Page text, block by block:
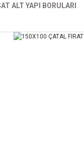
ALT YAPI BORULARI